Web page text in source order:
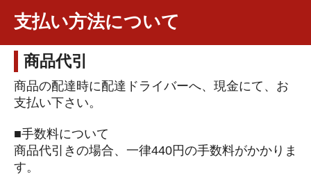
支払い方法について
商品代引
商品の配達時に配達ドライバーへ、現金にて、お
支払い下さい。
■手数料について
商品代引きの場合、一律440円の手数料がかかりま
す。